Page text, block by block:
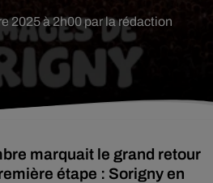
2025 à 2h00 par la rédaction
marquait le grand retour
étape : Sorigny en